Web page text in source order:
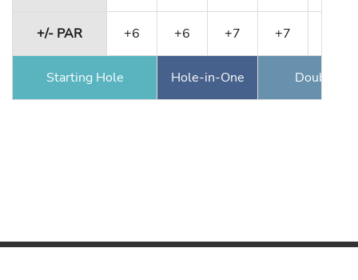
+/- PAR +6 +6 +7 +7
Starting Hole Hole-in-One Double